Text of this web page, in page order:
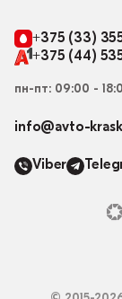
+375 (33)
+375 (44)
пн-пт: 09:00 -
info@avto-
Viber